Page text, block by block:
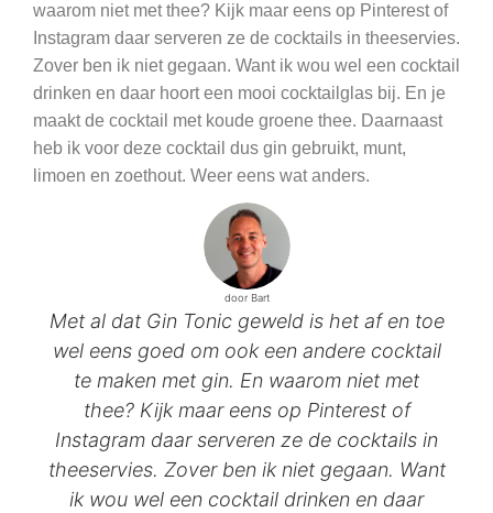
door Bart
Met al dat Gin Tonic geweld is het af en toe
wel eens goed om ook een andere cocktail
te maken met gin. En waarom niet met
thee? Kijk maar eens op Pinterest of
Instagram daar serveren ze de cocktails in
theeservies. Zover ben ik niet gegaan. Want
ik wou wel een cocktail drinken en daar
waarom niet met thee? Kijk maar eens op Pinterest of
Instagram daar serveren ze de cocktails in theeservies.
Zover ben ik niet gegaan. Want ik wou wel een cocktail
drinken en daar hoort een mooi cocktailglas bij. En je
maakt de cocktail met koude groene thee. Daarnaast
heb ik voor deze cocktail dus gin gebruikt, munt,
limoen en zoethout. Weer eens wat anders.